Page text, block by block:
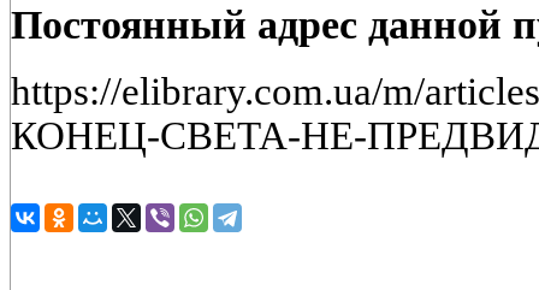
Постоянный адрес данной
https://elibrary.com.ua/m/
КОНЕЦ-СВЕТА-НЕ-